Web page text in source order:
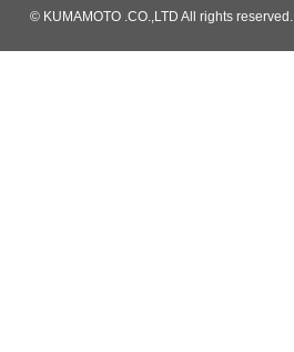
© KUMAMOTO .CO.,LTD All rights reserved.